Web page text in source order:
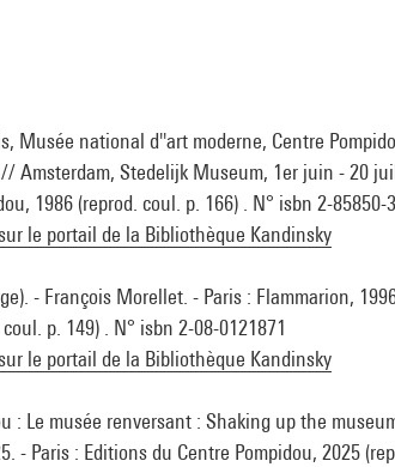
Musée national d''art moderne, Centre
Amsterdam, Stedelijk Museum, 1er juin - 20
1986 (reprod. coul. p. 166) . N° isbn 2-85850-
le portail de la Bibliothèque Kandinsky
- François Morellet. - Paris : Flammarion,
p. 149) . N° isbn 2-08-0121871
le portail de la Bibliothèque Kandinsky
: Le musée renversant : Shaking up the
- Paris : Editions du Centre Pompidou, 2025